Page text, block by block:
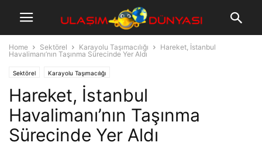
Home Sektörel Karayolu Taşımacılığı
Hareket, İstanbul
Havalimanı’nın Taşınma Sürecinde Yer Aldı
Sektörel Karayolu Taşımacılığı
Hareket, İstanbul
Havalimanı’nın Taşınma
Sürecinde Yer Aldı